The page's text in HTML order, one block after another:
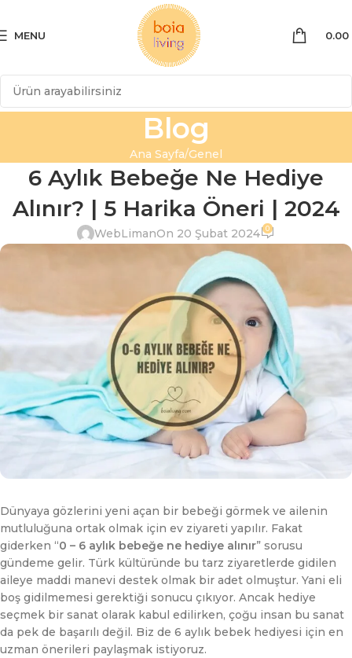
MENU 0.00
Blog
Ana Sayfa Genel
6 Aylık Bebeğe Ne Hediye
Alınır? | 5 Harika Öneri | 2024
WebLimanOn 20 Şubat 2024 0
Dünyaya gözlerini yeni açan bir bebeği görmek ve ailenin
mutluluğuna ortak olmak için ev ziyareti yapılır. Fakat
giderken “0 – 6 aylık bebeğe ne hediye alınır” sorusu
gündeme gelir. Türk kültüründe bu tarz ziyaretlerde gidilen
aileye maddi manevi destek olmak bir adet olmuştur. Yani eli
boş gidilmemesi gerektiği sonucu çıkıyor. Ancak hediye
seçmek bir sanat olarak kabul edilirken, çoğu insan bu sanat
da pek de başarılı değil. Biz de 6 aylık bebek hediyesi için en
uzman önerileri paylaşmak istiyoruz.